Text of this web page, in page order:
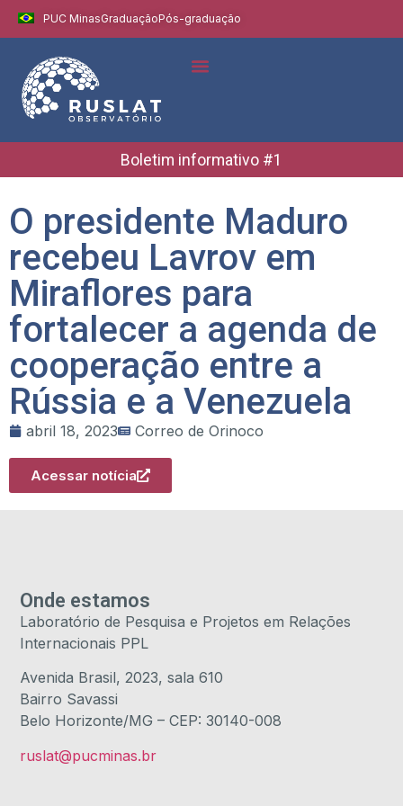
PUC MinasGraduaçãoPós-graduação
Boletim informativo #1
O presidente Maduro
recebeu Lavrov em
Miraflores para
fortalecer a agenda de
cooperação entre a
Rússia e a Venezuela
abril 18, 2023 Correo de Orinoco
Acessar notícia
Onde estamos
Laboratório de Pesquisa e Projetos em Relações
Internacionais PPL
Avenida Brasil, 2023, sala 610
Bairro Savassi
Belo Horizonte/MG – CEP: 30140-008
ruslat@pucminas.br